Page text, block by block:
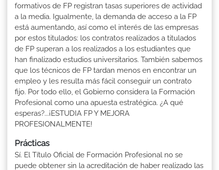
formativos de FP registran tasas superiores de actividad
a la media. Igualmente, la demanda de acceso a la FP
está aumentando, así como el interés de las empresas
por estos titulados: los contratos realizados a titulados
de FP superan a los realizados a los estudiantes que
han finalizado estudios universitarios. También sabemos
que los técnicos de FP tardan menos en encontrar un
empleo y les resulta más fácil conseguir un contrato
fijo. Por todo ello, el Gobierno considera la Formación
Profesional como una apuesta estratégica. ¿A qué
esperas?...¡ESTUDIA FP Y MEJORA
PROFESIONALMENTE!
Prácticas
Sí. El Título Oficial de Formación Profesional no se
puede obtener sin la acreditación de haber realizado las